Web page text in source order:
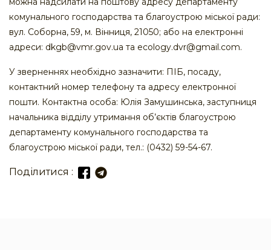
комунального господарства та благоустрою міської ради:
вул. Соборна, 59, м. Вінниця, 21050; або на електронні
адреси: dkgb@vmr.gov.ua та ecology.dvr@gmail.com.
У зверненнях необхідно зазначити: ПІБ, посаду,
контактний номер телефону та адресу електронної
пошти. Контактна особа: Юлія Замушинська, заступниця
начальника відділу утримання об’єктів благоустрою
департаменту комунального господарства та
благоустрою міської ради, тел.: (0432) 59-54-67.
Поділитися :